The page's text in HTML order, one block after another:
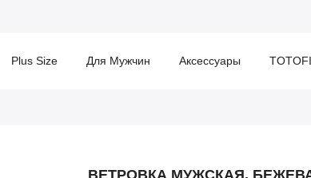
Plus Size Для Мужчин Аксессуары
ВЕТРОВКА МУЖСКАЯ,